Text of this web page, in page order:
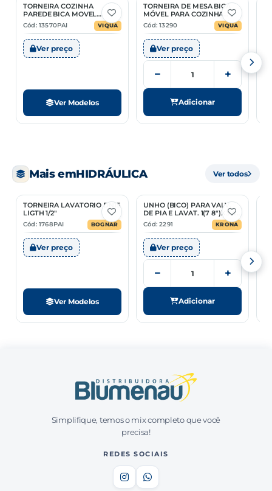
2 Opções
TORNEIRA COZINHA
PAREDE BICA MOVEL
LAGUNE
Cód: 13570PAI VIQUA
Ver preço
Ver Modelos
TORNEIRA DE MESA BICA
MÓVEL PARA COZINHA
BRANCA PACIFIC
Cód: 13290 VIQUA
Ver preço
− +
Adicionar
Mais emHIDRÁULICA Ver todos
2 Opções
TORNEIRA LAVATORIO DN15
LIGTH 1/2"
Cód: 1768PAI
BOGNAR
Ver preço
Ver Modelos
UNHO (BICO) PARA VALV.
DE PIA E LAVAT. 1(7 8")X3 4"
COM 20
Cód: 2291 KRONA
Ver preço
− +
Adicionar
Simplifique, temos o mix completo que você
precisa!
REDES SOCIAIS